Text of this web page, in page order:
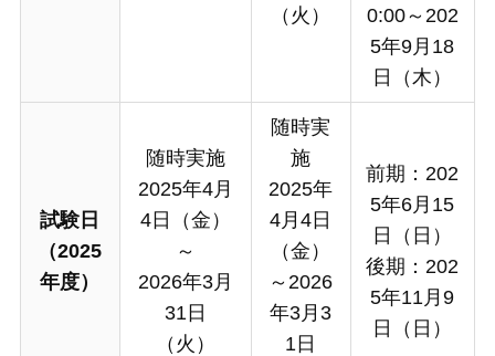
（火）
0:00～202
5年9月18
日（木）
試験日
（2025
年度）
随時実施
2025年4月
4日（金）
～
2026年3月
31日
（火）
随時実
施
2025年
4月4日
（金）
～2026
年3月3
1日
前期：202
5年6月15
日（日）
後期：202
5年11月9
日（日）